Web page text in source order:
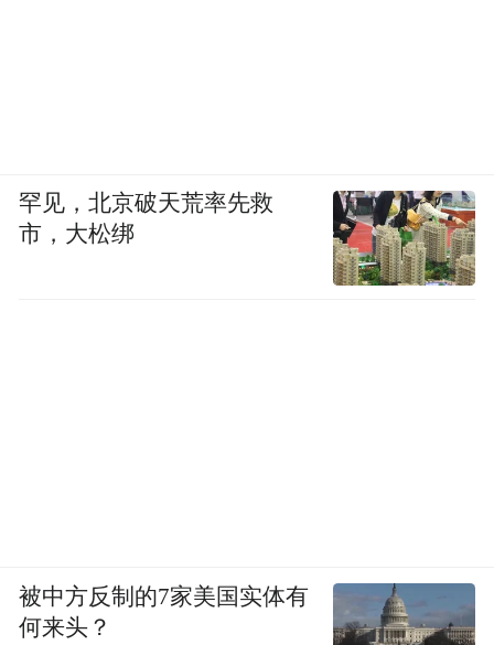
罕见，北京破天荒率先救
市，大松绑
被中方反制的7家美国实体有
何来头？